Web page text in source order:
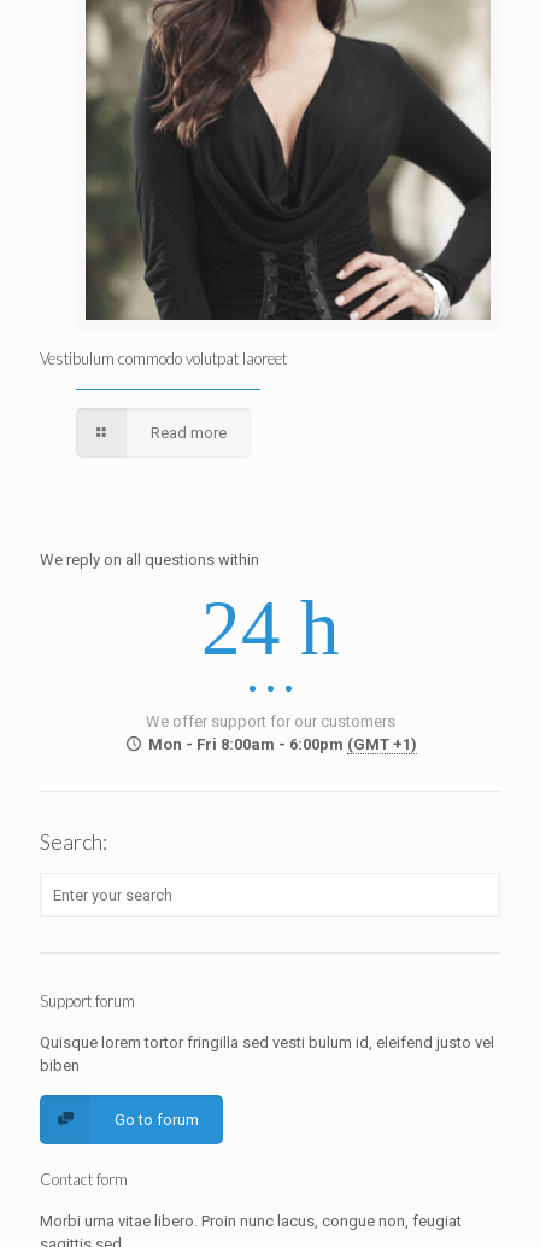
Vestibulum commodo volutpat laoreet
Read more
We reply on all questions within
24 h
We offer support for our customers
Mon - Fri 8:00am - 6:00pm (GMT +1)
Search:
Support forum
Quisque lorem tortor fringilla sed vesti bulum id, eleifend justo vel
biben
Go to forum
Contact form
Morbi urna vitae libero. Proin nunc lacus, congue non, feugiat
sagittis sed